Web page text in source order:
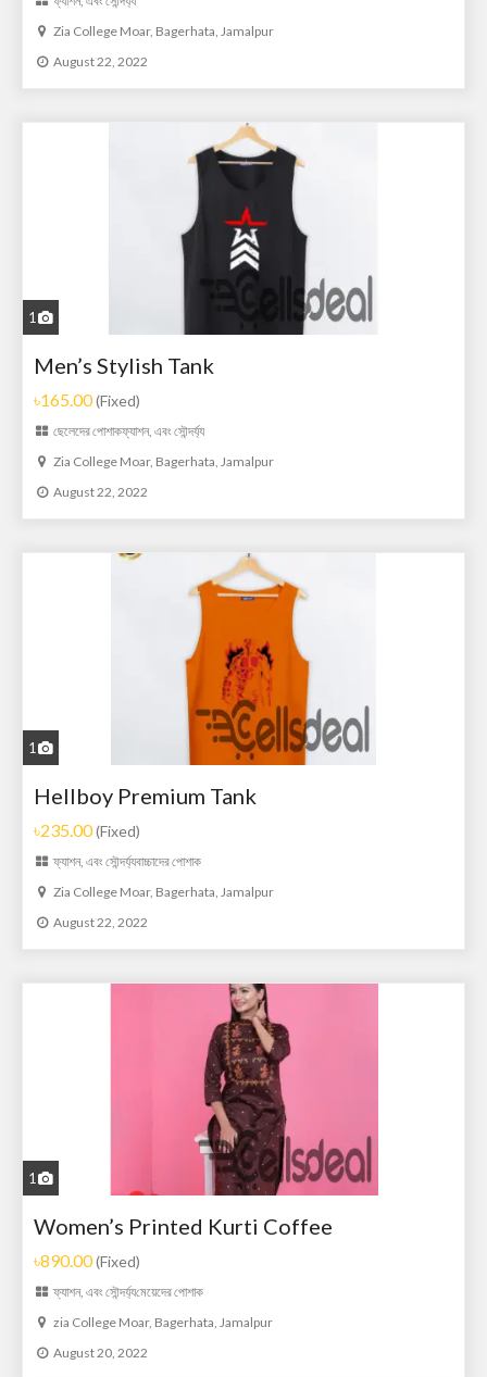
Zia College Moar, Bagerhata, Jamalpur
August 22, 2022
1
Men’s Stylish Tank
৳165.00(Fixed)
ছেলেদের পোশাকফ্যাশন, এবং সৌন্দর্য্য
Zia College Moar, Bagerhata, Jamalpur
August 22, 2022
1
Hellboy Premium Tank
৳235.00(Fixed)
ফ্যাশন, এবং সৌন্দর্য্যবাচ্চাদের পোশাক
Zia College Moar, Bagerhata, Jamalpur
August 22, 2022
1
Women’s Printed Kurti Coffee
৳890.00(Fixed)
ফ্যাশন, এবং সৌন্দর্য্যমেয়েদের পোশাক
zia College Moar, Bagerhata, Jamalpur
August 20, 2022